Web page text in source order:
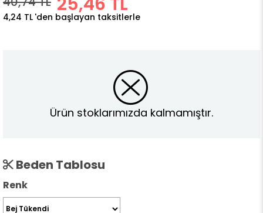
4,24 TL 'den başlayan taksitlerle
Ürün stoklarımızda kalmamıştır.
Beden Tablosu
Renk